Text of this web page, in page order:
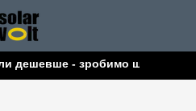
дешевше - зробимо ще